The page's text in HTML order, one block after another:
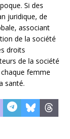
Si des
juridique, de
associant
de la société
droits
de la société
femme
santé.